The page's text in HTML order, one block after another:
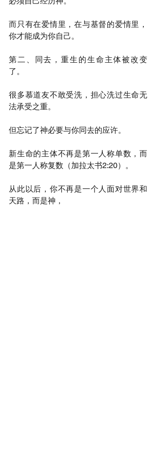
而只有在爱情里，在与基督的爱情里，
你才能成为你自己。
第二、同去，重生的生命主体被改变
了。
很多慕道友不敢受洗，担心洗过生命无
法承受之重。
但忘记了神必要与你同去的应许。
新生命的主体不再是第一人称单数，而
是第一人称复数（加拉太书2:20）。
从此以后，你不再是一个人面对世界和
天路，而是神，